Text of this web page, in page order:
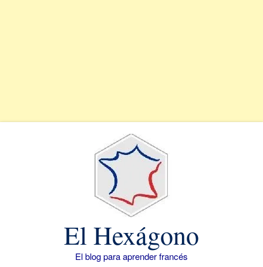
El Hexágono
El blog para aprender francés